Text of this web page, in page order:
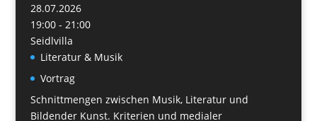
28.07.2026
19:00 - 21:00
Seidlvilla
Literatur & Musik
Vortrag
Schnittmengen zwischen Musik, Literatur und
Bildender Kunst. Kriterien und medialer